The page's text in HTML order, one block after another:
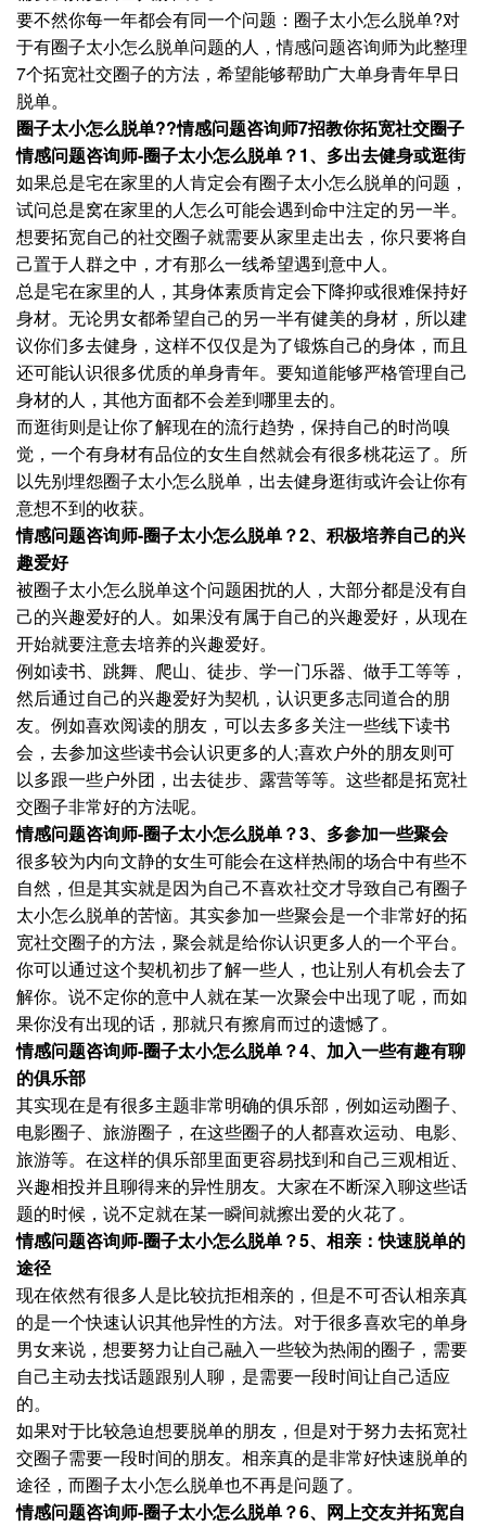
要不然你每一年都会有同一个问题：圈子太小怎么脱单?对
于有圈子太小怎么脱单问题的人，情感问题咨询师为此整理
7个拓宽社交圈子的方法，希望能够帮助广大单身青年早日
脱单。
圈子太小怎么脱单??情感问题咨询师7招教你拓宽社交圈子
情感问题咨询师-圈子太小怎么脱单？1、多出去健身或逛街
如果总是宅在家里的人肯定会有圈子太小怎么脱单的问题，
试问总是窝在家里的人怎么可能会遇到命中注定的另一半。
想要拓宽自己的社交圈子就需要从家里走出去，你只要将自
己置于人群之中，才有那么一线希望遇到意中人。
总是宅在家里的人，其身体素质肯定会下降抑或很难保持好
身材。无论男女都希望自己的另一半有健美的身材，所以建
议你们多去健身，这样不仅仅是为了锻炼自己的身体，而且
还可能认识很多优质的单身青年。要知道能够严格管理自己
身材的人，其他方面都不会差到哪里去的。
而逛街则是让你了解现在的流行趋势，保持自己的时尚嗅
觉，一个有身材有品位的女生自然就会有很多桃花运了。所
以先别埋怨圈子太小怎么脱单，出去健身逛街或许会让你有
意想不到的收获。
情感问题咨询师-圈子太小怎么脱单？2、积极培养自己的兴
趣爱好
被圈子太小怎么脱单这个问题困扰的人，大部分都是没有自
己的兴趣爱好的人。如果没有属于自己的兴趣爱好，从现在
开始就要注意去培养的兴趣爱好。
例如读书、跳舞、爬山、徒步、学一门乐器、做手工等等，
然后通过自己的兴趣爱好为契机，认识更多志同道合的朋
友。例如喜欢阅读的朋友，可以去多多关注一些线下读书
会，去参加这些读书会认识更多的人;喜欢户外的朋友则可
以多跟一些户外团，出去徒步、露营等等。这些都是拓宽社
交圈子非常好的方法呢。
情感问题咨询师-圈子太小怎么脱单？3、多参加一些聚会
很多较为内向文静的女生可能会在这样热闹的场合中有些不
自然，但是其实就是因为自己不喜欢社交才导致自己有圈子
太小怎么脱单的苦恼。其实参加一些聚会是一个非常好的拓
宽社交圈子的方法，聚会就是给你认识更多人的一个平台。
你可以通过这个契机初步了解一些人，也让别人有机会去了
解你。说不定你的意中人就在某一次聚会中出现了呢，而如
果你没有出现的话，那就只有擦肩而过的遗憾了。
情感问题咨询师-圈子太小怎么脱单？4、加入一些有趣有聊
的俱乐部
其实现在是有很多主题非常明确的俱乐部，例如运动圈子、
电影圈子、旅游圈子，在这些圈子的人都喜欢运动、电影、
旅游等。在这样的俱乐部里面更容易找到和自己三观相近、
兴趣相投并且聊得来的异性朋友。大家在不断深入聊这些话
题的时候，说不定就在某一瞬间就擦出爱的火花了。
情感问题咨询师-圈子太小怎么脱单？5、相亲：快速脱单的
途径
现在依然有很多人是比较抗拒相亲的，但是不可否认相亲真
的是一个快速认识其他异性的方法。对于很多喜欢宅的单身
男女来说，想要努力让自己融入一些较为热闹的圈子，需要
自己主动去找话题跟别人聊，是需要一段时间让自己适应
的。
如果对于比较急迫想要脱单的朋友，但是对于努力去拓宽社
交圈子需要一段时间的朋友。相亲真的是非常好快速脱单的
途径，而圈子太小怎么脱单也不再是问题了。
情感问题咨询师-圈子太小怎么脱单？6、网上交友并拓宽自